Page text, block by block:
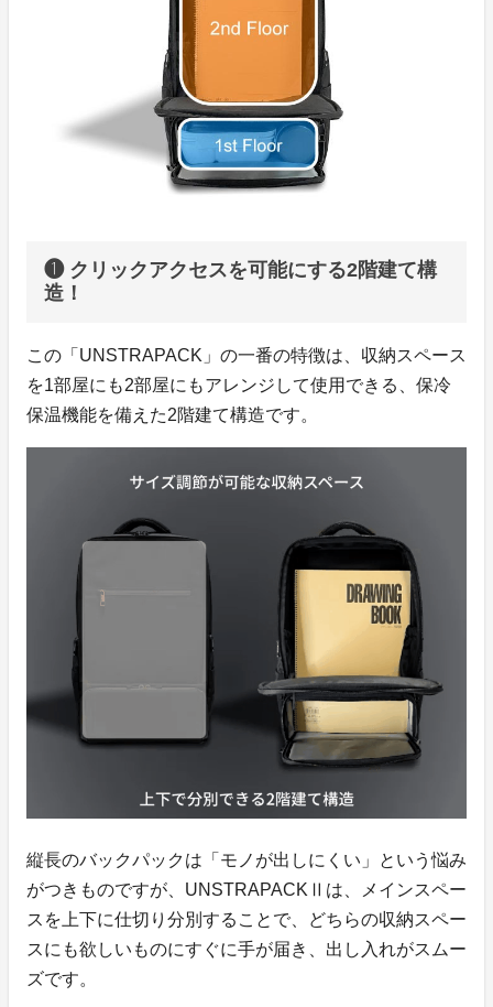
❶ クリックアクセスを可能にする2階建て構
造！
この「UNSTRAPACK」の一番の特徴は、収納スペース
を1部屋にも2部屋にもアレンジして使用できる、保冷
保温機能を備えた2階建て構造です。
縦長のバックパックは「モノが出しにくい」という悩み
がつきものですが、UNSTRAPACKⅡは、メインスペー
スを上下に仕切り分別することで、どちらの収納スペー
スにも欲しいものにすぐに手が届き、出し入れがスムー
ズです。